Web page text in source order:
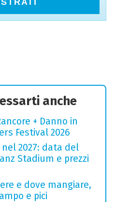
anche
+ Danno in
Festival 2026
2027: data del
Stadium e prezzi
e dove mangiare,
e pici